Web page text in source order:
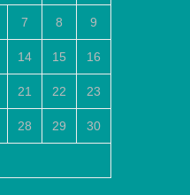
7 8 9
14 15 16
21 22 23
28 29 30